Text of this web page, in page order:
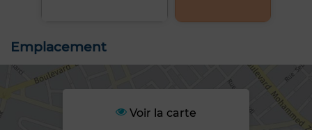
Emplacement
Voir la carte